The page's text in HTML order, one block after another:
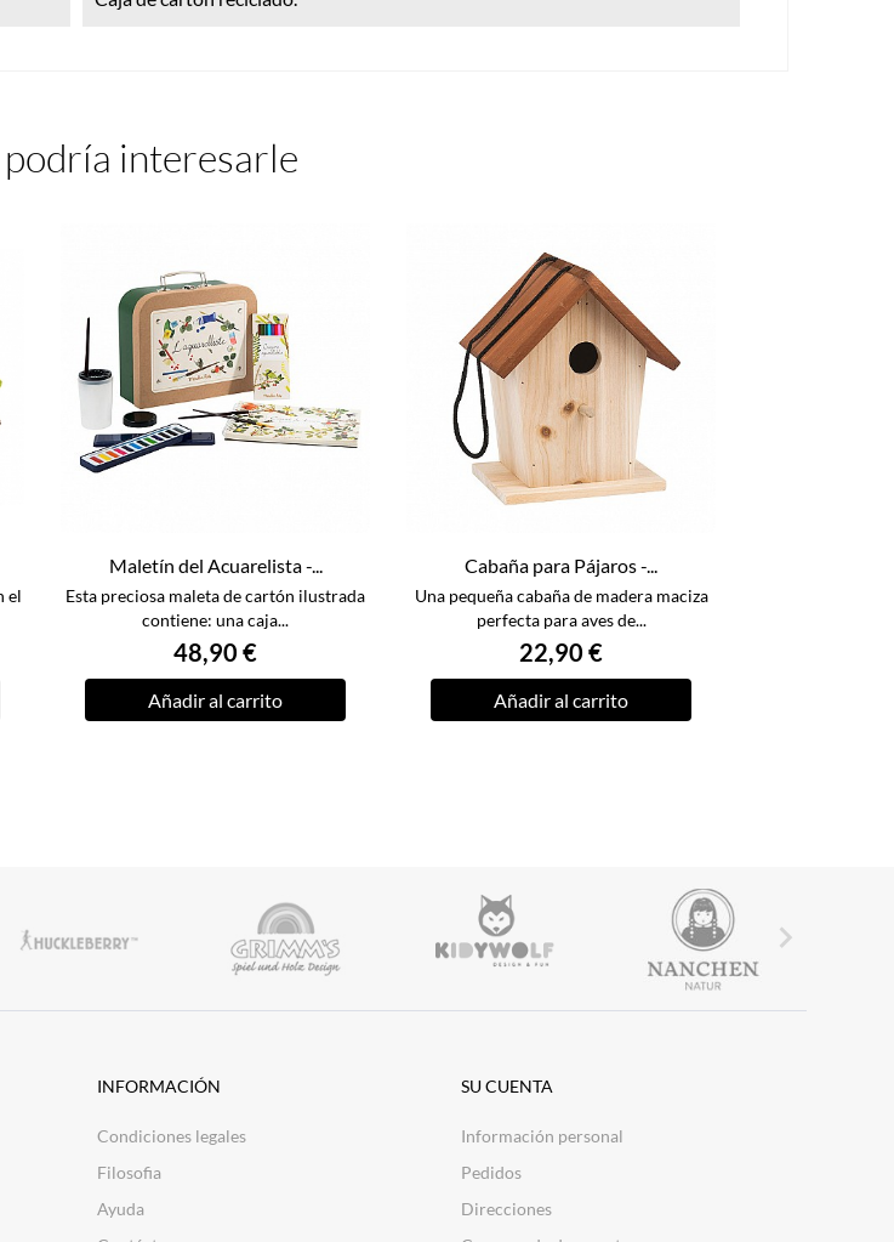
podría interesarle
el
Maletín del Acuarelista -...
Esta preciosa maleta de cartón ilustrada
contiene: una caja...
48,90 €
Añadir al carrito
Cabaña para Pájaros -...
Una pequeña cabaña de madera maciza
perfecta para aves de...
22,90 €
Añadir al carrito

INFORMACIÓN
Condiciones legales
Filosofia
Ayuda
SU CUENTA
Información personal
Pedidos
Direcciones